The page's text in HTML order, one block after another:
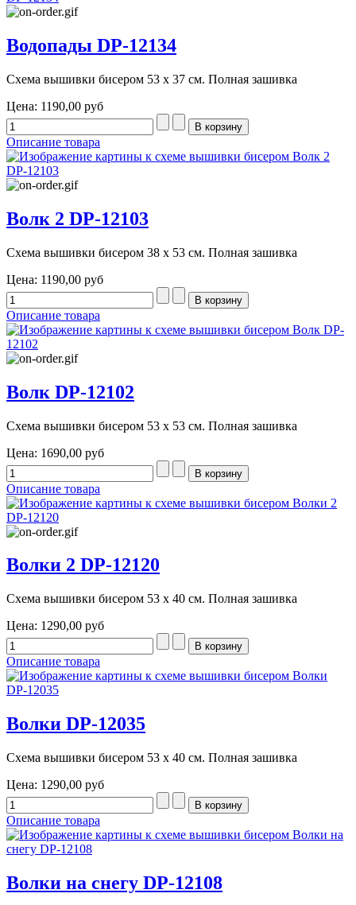
Водопады DP-12134
Схема вышивки бисером 53 х 37 см. Полная зашивка
Цена: 1190,00 руб
Описание товара
Волк 2 DP-12103
Схема вышивки бисером 38 х 53 см. Полная зашивка
Цена: 1190,00 руб
Описание товара
Волк DP-12102
Схема вышивки бисером 53 х 53 см. Полная зашивка
Цена: 1690,00 руб
Описание товара
Волки 2 DP-12120
Схема вышивки бисером 53 х 40 см. Полная зашивка
Цена: 1290,00 руб
Описание товара
Волки DP-12035
Схема вышивки бисером 53 х 40 см. Полная зашивка
Цена: 1290,00 руб
Описание товара
Волки на снегу DP-12108